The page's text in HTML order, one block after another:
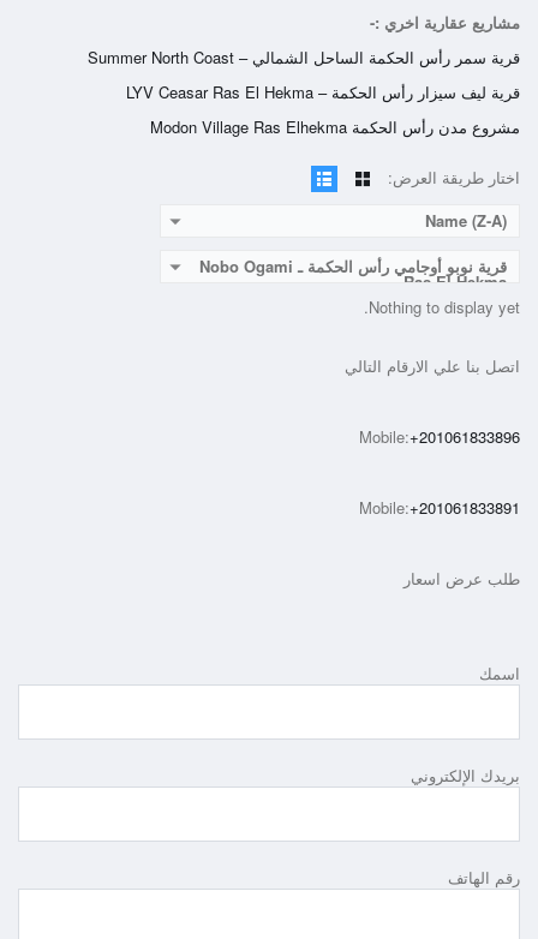
مشاريع عقارية اخري :-
قرية سمر رأس الحكمة الساحل الشمالي – Summer North Coast
قرية ليف سيزار رأس الحكمة – LYV Ceasar Ras El Hekma
مشروع مدن رأس الحكمة Modon Village Ras Elhekma
اختار طريقة العرض:
Name (Z-A)
قرية نوبو أوجامي رأس الحكمة ـ Nobo Ogami
Ras El Hekma
Nothing to display yet.
اتصل بنا علي الارقام التالي
Mobile:+201061833896
Mobile:+201061833891
طلب عرض اسعار
اسمك
بريدك الإلكتروني
رقم الهاتف